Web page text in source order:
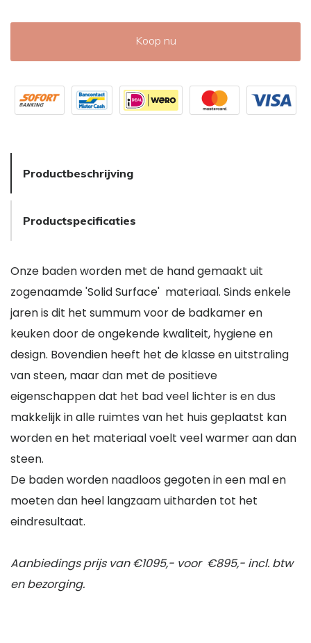
Koop nu
Productbeschrijving
Productspecificaties
Onze baden worden met de hand gemaakt uit
zogenaamde 'Solid Surface' materiaal. Sinds enkele
jaren is dit het summum voor de badkamer en
keuken door de ongekende kwaliteit, hygiene en
design. Bovendien heeft het de klasse en uitstraling
van steen, maar dan met de positieve
eigenschappen dat het bad veel lichter is en dus
makkelijk in alle ruimtes van het huis geplaatst kan
worden en het materiaal voelt veel warmer aan dan
steen.
De baden worden naadloos gegoten in een mal en
moeten dan heel langzaam uitharden tot het
eindresultaat.
Aanbiedings prijs van €1095,- voor €895,- incl. btw
en bezorging.